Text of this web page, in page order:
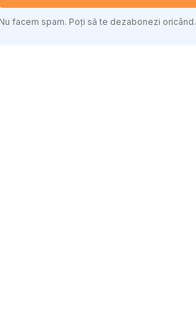
Nu facem spam. Poți să te dezabonezi oricând.